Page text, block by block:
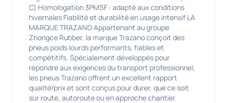
C) Homologation 3PMSF : adapté aux conditions
hivernales Fiabilité et durabilité en usage intensif LA
MARQUE TRAZANO Appartenant au groupe
Zhongce Rubber, la marque Trazano conçoit des
pneus poids lourds performants, fiables et
compétitifs. Spécialement développés pour
répondre aux exigences du transport professionnel,
les pneus Trazano offrent un excellent rapport
qualité/prix et sont conçus pour durer, que ce soit
sur route, autoroute ou en approche chantier.